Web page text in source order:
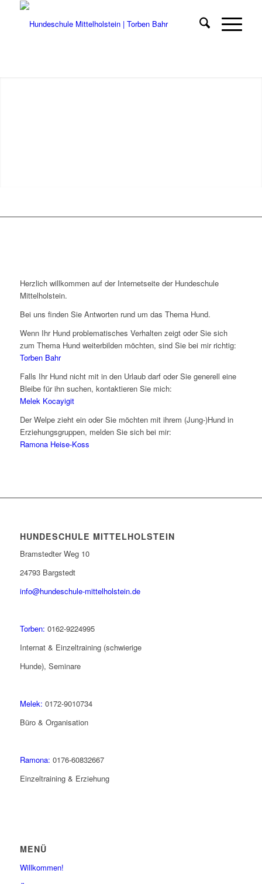
Herzlich willkommen auf der Internetseite der Hundeschule
Mittelholstein.
Bei uns finden Sie Antworten rund um das Thema Hund.
Wenn Ihr Hund problematisches Verhalten zeigt oder Sie sich
zum Thema Hund weiterbilden möchten, sind Sie bei mir richtig:
Torben Bahr
Falls Ihr Hund nicht mit in den Urlaub darf oder Sie generell eine
Bleibe für ihn suchen, kontaktieren Sie mich:
Melek Kocayigit
Der Welpe zieht ein oder Sie möchten mit ihrem (Jung-)Hund in
Erziehungsgruppen, melden Sie sich bei mir:
Ramona Heise-Koss
HUNDESCHULE MITTELHOLSTEIN
Bramstedter Weg 10
24793 Bargstedt
info@hundeschule-mittelholstein.de
Torben: 0162-9224995
Internat & Einzeltraining (schwierige
Hunde), Seminare
Melek: 0172-9010734
Büro & Organisation
Ramona: 0176-60832667
Einzeltraining & Erziehung
MENÜ
Willkommen!